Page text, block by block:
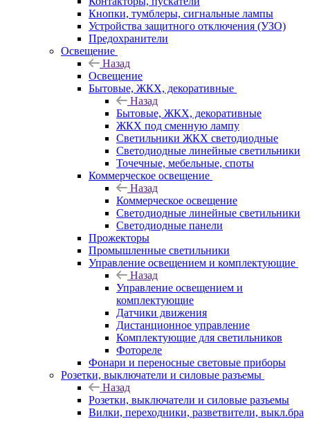
Кнопки, тумблеры, сигнальные лампы
Устройства защитного отключения (УЗО)
Предохранители
Освещение
Назад
Освещение
Бытовые, ЖКХ, декоративные
Назад
Бытовые, ЖКХ, декоративные
ЖКХ под сменную лампу
Светильники ЖКХ светодиодные
Светодиодные линейные светильники
Точечные, мебельные, споты
Коммерческое освещение
Назад
Коммерческое освещение
Светодиодные линейные светильники
Светодиодные панели
Прожекторы
Промышленные светильники
Управление освещением и комплектующие
Назад
Управление освещением и
комплектующие
Датчики движения
Дистанционное управление
Комплектующие для светильников
Фотореле
Фонари и переносные световые приборы
Розетки, выключатели и силовые разъемы
Назад
Розетки, выключатели и силовые разъемы
Вилки, переходники, разветвители, выкл.бра